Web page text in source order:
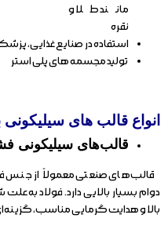
مانند طلا و
نقره
استفاده در صنایع غذایی،
تولید مجسمه های پلی استر
انواع قالب های
قالب‌های سیلیکونی
قالب‌های صنعتی معمولاً از جنس
دوام بسیار بالایی دارد. فولاد
بالا و هدایت گرمایی مناسب،